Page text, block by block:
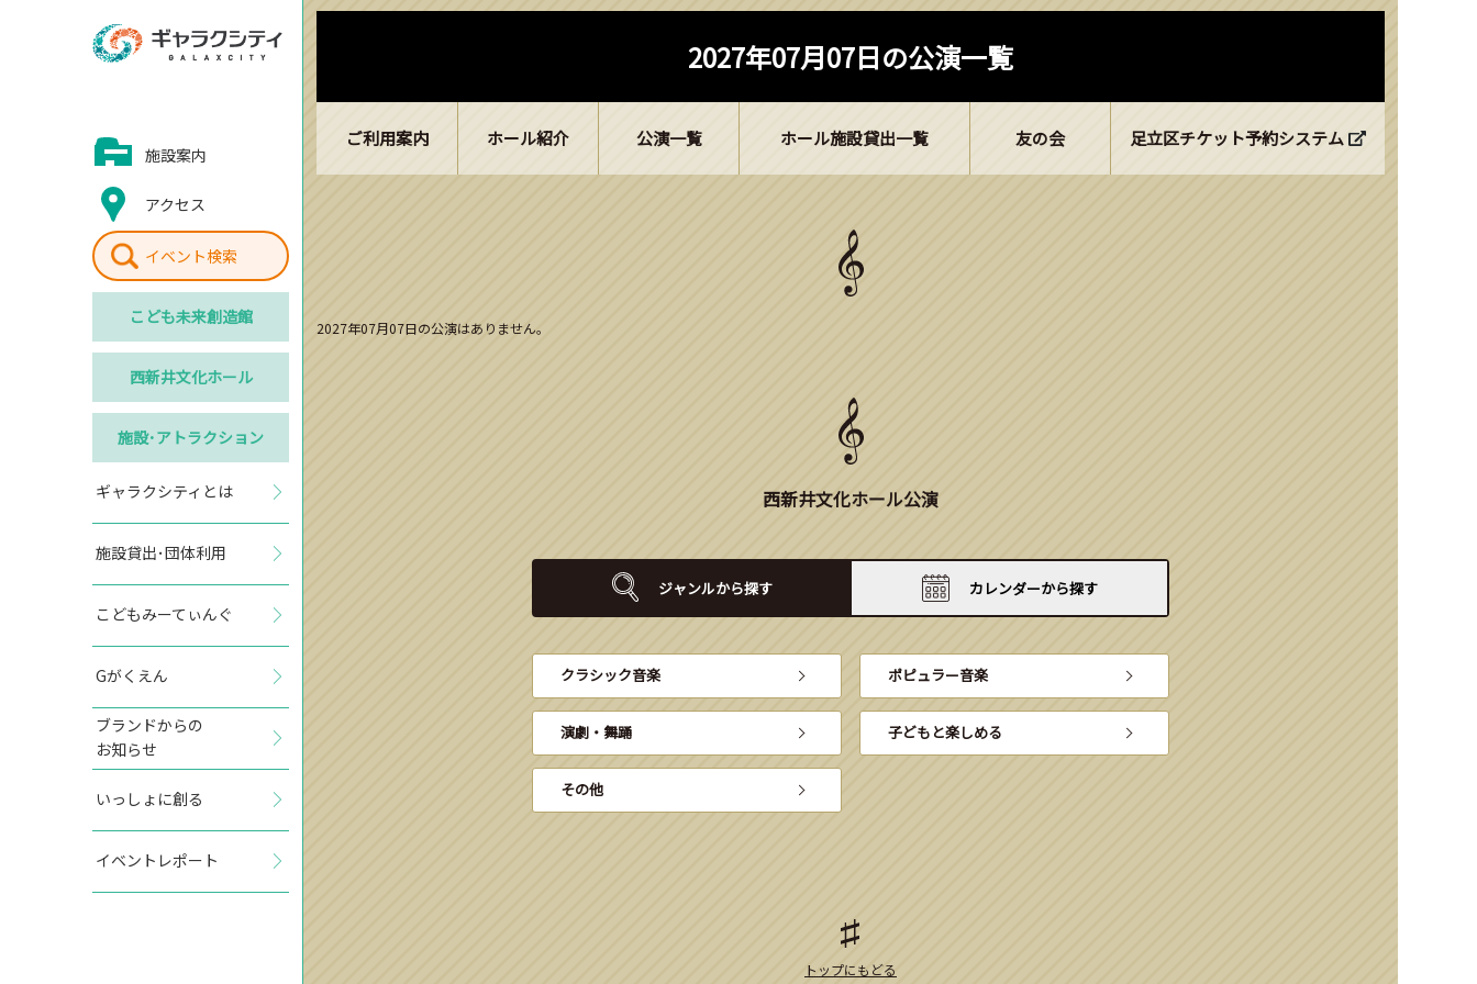
施設案内
アクセス
イベント検索
こども未来創造館
西新井文化ホール
施設･アトラクション
ギャラクシティとは
施設貸出･団体利用
こどもみーてぃんぐ
Gがくえん
ブランドからの
お知らせ
いっしょに創る
イベントレポート
2027年07月07日の公演一覧
ご利用案内 ホール紹介 公演一覧 ホール施設貸出一覧 友の会 足立区チケット予約システム
2027年07月07日の公演はありません。
西新井文化ホール公演
ジャンルから探す カレンダーから探す
クラシック音楽 ポピュラー音楽
演劇・舞踊 子どもと楽しめる
その他
トップにもどる